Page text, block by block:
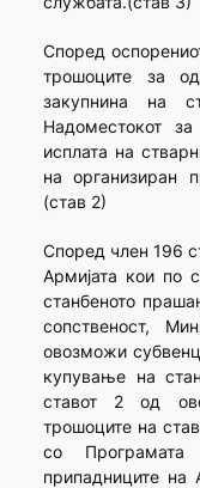
Според
трошоците за
закупнина на
Надоместокот
исплата на
на организиран
(став 2)
Според член 196
Армијата кои по
станбеното
сопственост,
овозможи
купување на
ставот 2 од
трошоците на
со
припадниците на